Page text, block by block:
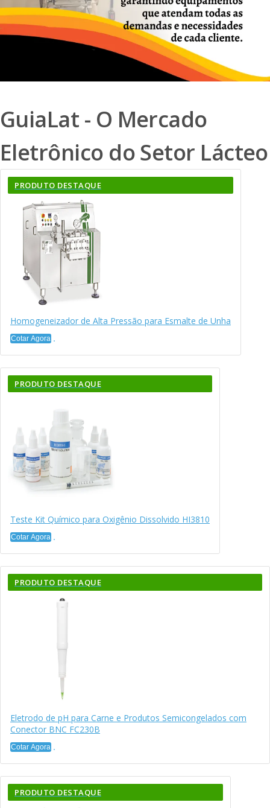
GuiaLat - O Mercado
Eletrônico do Setor Lácteo
PRODUTO DESTAQUE
Homogeneizador de Alta Pressão para Esmalte de Unha
Cotar Agora
PRODUTO DESTAQUE
Teste Kit Químico para Oxigênio Dissolvido HI3810
Cotar Agora
PRODUTO DESTAQUE
Eletrodo de pH para Carne e Produtos Semicongelados com
Conector BNC FC230B
Cotar Agora
PRODUTO DESTAQUE